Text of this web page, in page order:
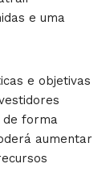
e uma
e objetivas
de forma
aumentar